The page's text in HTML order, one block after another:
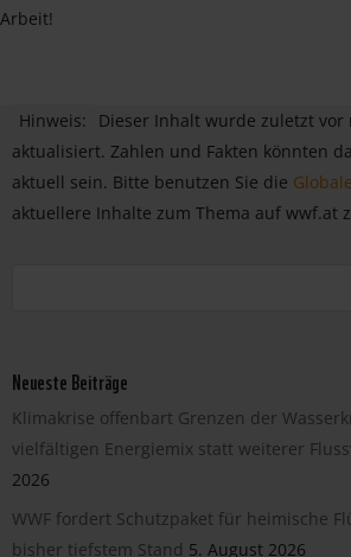
Arbeit!
Hinweis:
Dieser Inhalt wurde zuletzt vor
aktualisiert. Zahlen und Fakten könnten
aktuell sein. Bitte benutzen Sie die
aktuellere Inhalte zum Thema auf wwf.at
Neueste Beiträge
Klimakrise offenbart Grenzen der
vielfältigen Energiemix statt weiterer
2026
WWF fordert Schutzpaket für heimische
bisher tiefstem Stand 5. August 2026